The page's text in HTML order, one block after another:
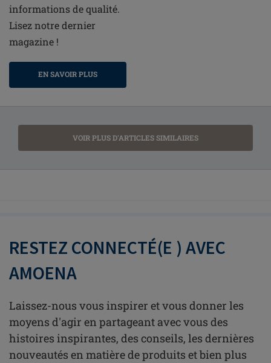
informations de qualité.
Lisez notre dernier
magazine !
EN SAVOIR PLUS
VOIR PLUS D'ARTICLES SIMILAIRES
RESTEZ CONNECTÉ(E ) AVEC
AMOENA
Laissez-nous vous inspirer et vous donner les
moyens d'agir en partageant avec vous des
histoires inspirantes, des conseils, les dernières
nouveautés en matière de produits et bien plus